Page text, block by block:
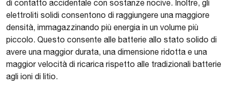
di contatto accidentale con sostanze nocive. Inoltre, gli
elettroliti solidi consentono di raggiungere una maggiore
densità, immagazzinando più energia in un volume più
piccolo. Questo consente alle batterie allo stato solido di
avere una maggior durata, una dimensione ridotta e una
maggior velocità di ricarica rispetto alle tradizionali batterie
agli ioni di litio.